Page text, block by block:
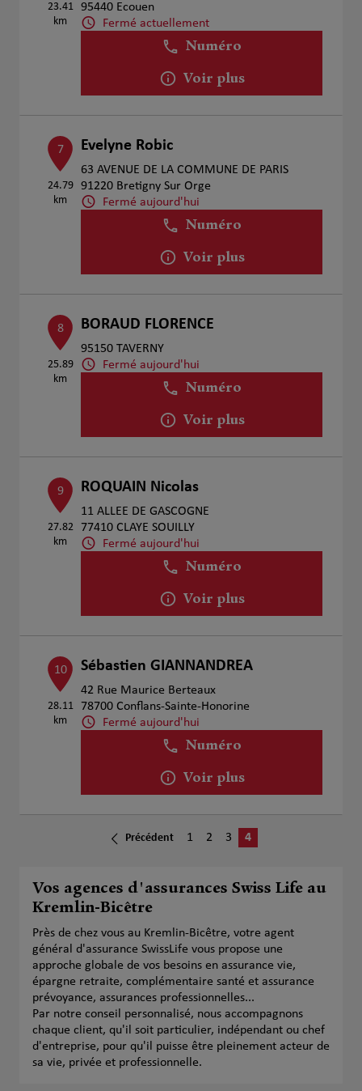
23.41
km
95440 Ecouen
Fermé actuellement
Numéro
Voir plus
7
24.79
km
Evelyne Robic
63 AVENUE DE LA COMMUNE DE PARIS
91220 Bretigny Sur Orge
Fermé aujourd'hui
Numéro
Voir plus
8
25.89
km
BORAUD FLORENCE
95150 TAVERNY
Fermé aujourd'hui
Numéro
Voir plus
9
27.82
km
ROQUAIN Nicolas
11 ALLEE DE GASCOGNE
77410 CLAYE SOUILLY
Fermé aujourd'hui
Numéro
Voir plus
10
28.11
km
Sébastien GIANNANDREA
42 Rue Maurice Berteaux
78700 Conflans-Sainte-Honorine
Fermé aujourd'hui
Numéro
Voir plus
Précédent 1 2 3 4
Vos agences d'assurances Swiss Life au
Kremlin-Bicêtre
Près de chez vous au Kremlin-Bicêtre, votre agent
général d'assurance SwissLife vous propose une
approche globale de vos besoins en assurance vie,
épargne retraite, complémentaire santé et assurance
prévoyance, assurances professionnelles...
Par notre conseil personnalisé, nous accompagnons
chaque client, qu'il soit particulier, indépendant ou chef
d'entreprise, pour qu'il puisse être pleinement acteur de
sa vie, privée et professionnelle.